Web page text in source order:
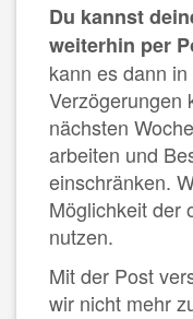
Du kannst
weiterhin per
kann es dann
Verzögerungen
nächsten
arbeiten und
einschränken.
Möglichkeit der
nutzen.
Mit der Post
wir nicht mehr